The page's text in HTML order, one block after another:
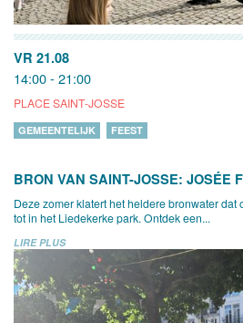
VR 21.08
14:00 - 21:00
PLACE SAINT-JOSSE
GEMEENTELIJK FEEST
BRON VAN SAINT-JOSSE: JOSÉE
Deze zomer klatert het heldere bronwater dat
tot in het Liedekerke park. Ontdek een...
LIRE PLUS